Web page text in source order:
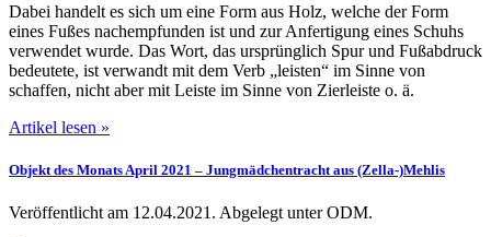
Dabei handelt es sich um eine Form aus Holz, welche der Form
eines Fußes nachempfunden ist und zur Anfertigung eines Schuhs
verwendet wurde. Das Wort, das ursprünglich Spur und Fußabdruck
bedeutete, ist verwandt mit dem Verb „leisten“ im Sinne von
schaffen, nicht aber mit Leiste im Sinne von Zierleiste o. ä.
Artikel lesen »
Objekt des Monats April 2021 ‒ Jungmädchentracht aus (Zella-)Mehlis
Veröffentlicht am 12.04.2021. Abgelegt unter ODM.